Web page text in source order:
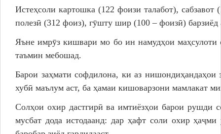
Истеҳсоли картошка (122 фоизи талабот),
полезӣ (312 фоиз), гӯшту шир (100 – фоизӣ) барзиёд
Яъне имрӯз кишвари мо бо ин намудҳои маҳсулоти
таъмин мебошад.
Барои заҳмати софдилона, ки аз
хубӣ маълум аст, ба ҳамаи кишоварзони мамлакат
Солҳои охир дастгирӣ ва имтиёзҳои барои рушди
мусбат дода истодаанд: дар ҳафт соли охир